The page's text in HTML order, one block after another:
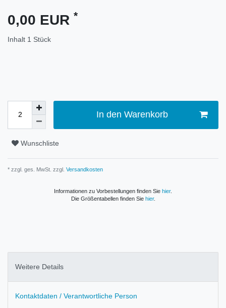
0,00 EUR *
Inhalt 1 Stück
In den Warenkorb
Wunschliste
* zzgl. ges. MwSt. zzgl. Versandkosten
Informationen zu Vorbestellungen finden Sie hier.
Die Größentabellen finden Sie hier.
Weitere Details
Kontaktdaten / Verantwortliche Person